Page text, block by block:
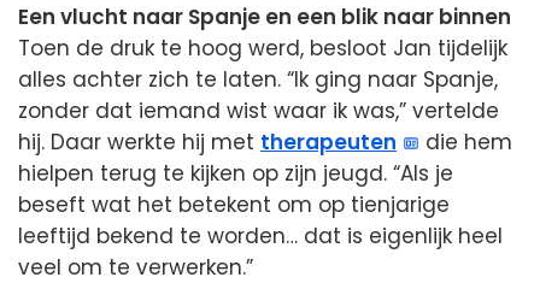
Een vlucht naar Spanje en een blik naar binnen
Toen de druk te hoog werd, besloot Jan tijdelijk
alles achter zich te laten. “Ik ging naar Spanje,
zonder dat iemand wist waar ik was,” vertelde
hij. Daar werkte hij met therapeuten
die hem
hielpen terug te kijken op zijn jeugd. “Als je
beseft wat het betekent om op tienjarige
leeftijd bekend te worden… dat is eigenlijk heel
veel om te verwerken.”